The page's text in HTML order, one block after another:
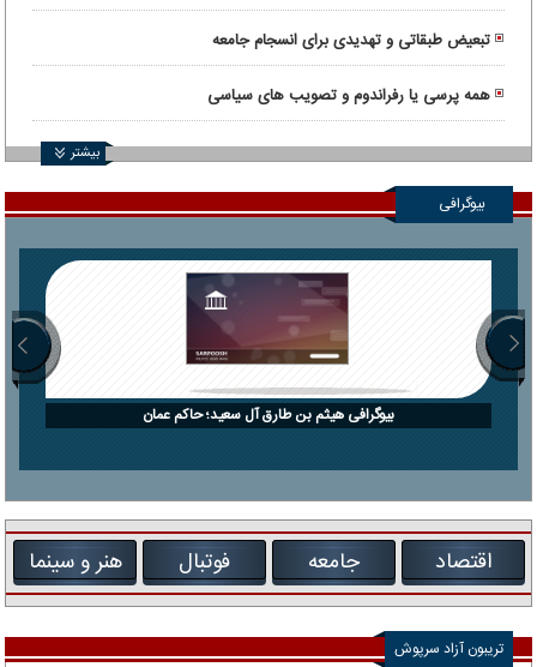
تبعیض طبقاتی و تهدیدی برای انسجام جامعه
همه پرسی یا رفراندوم و تصویب های سیاسی
بیشتر
بیوگرافی
بیوگرافی هیثم بن طارق آل سعید؛ حاکم عمان
اقتصاد جامعه فوتبال هنر و سینما
تریبون آزاد سرپوش